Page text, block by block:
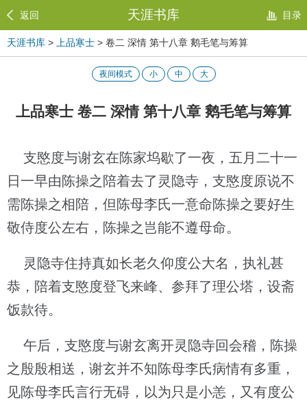
返回 天涯书库 目录
天涯书库 > 上品寒士 > 卷二 深情 第十八章 鹅毛笔与筹算
夜间模式 小 中 大
上品寒士 卷二 深情 第十八章 鹅毛笔与筹算
支愍度与谢玄在陈家坞歇了一夜，五月二十一
日一早由陈操之陪着去了灵隐寺，支愍度原说不
需陈操之相陪，但陈母李氏一意命陈操之要好生
敬侍度公左右，陈操之岂能不遵母命。
灵隐寺住持真如长老久仰度公大名，执礼甚
恭，陪着支愍度登飞来峰、参拜了理公塔，设斋
饭款待。
午后，支愍度与谢玄离开灵隐寺回会稽，陈操
之殷殷相送，谢玄并不知陈母李氏病情有多重，
见陈母李氏言行无碍，以为只是小恙，又有度公